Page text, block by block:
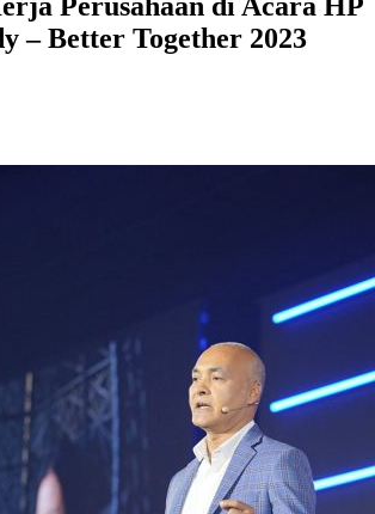
– Better Together 2023